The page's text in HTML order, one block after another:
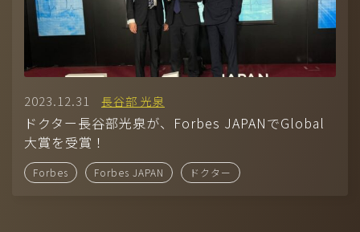
株式会社ディヴァインは、アメリカ・ロサンゼルスに本社を置く一
す。
2023.12.31 長谷部 光泉
ドクター長谷部光泉が、Forbes JAPANでGlobal
大賞を受賞！
Forbes Forbes JAPAN ドクター